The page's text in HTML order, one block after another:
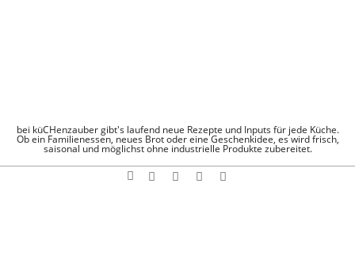
bei küCHenzauber gibt's laufend neue Rezepte und Inputs für jede Küche.
Ob ein Familienessen, neues Brot oder eine Geschenkidee, es wird frisch,
saisonal und möglichst ohne industrielle Produkte zubereitet.
Search